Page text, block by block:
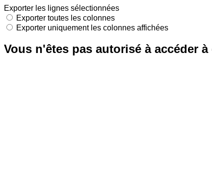
Exporter les lignes sélectionnées
Exporter toutes les colonnes
Exporter uniquement les colonnes affichées
Vous n'êtes pas autorisé à accéder